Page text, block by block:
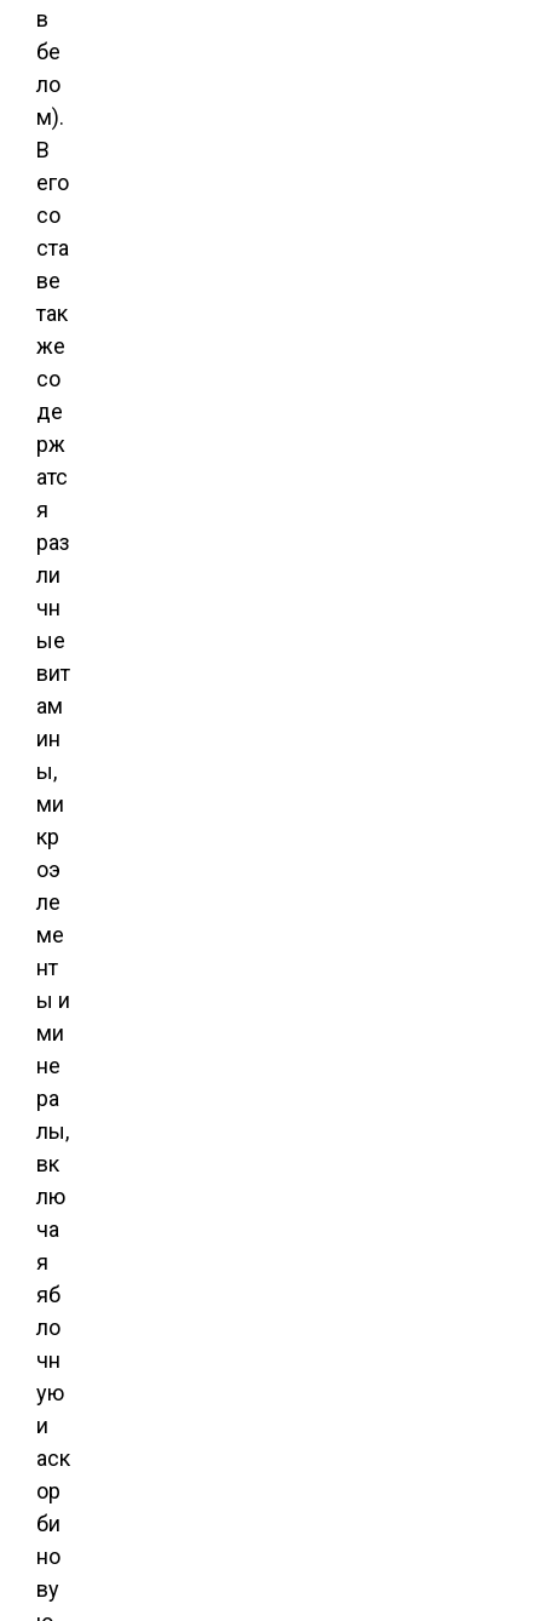
в
бе
ло
м).
В
его
со
ста
ве
так
же
со
де
рж
атс
я
раз
ли
чн
ые
вит
ам
ин
ы,
ми
кр
оэ
ле
ме
нт
ы и
ми
не
ра
лы,
вк
лю
ча
я
яб
ло
чн
ую
и
аск
ор
би
но
ву